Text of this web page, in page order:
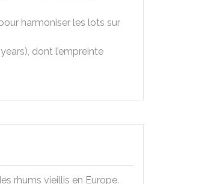
harmoniser les lots sur
dont l’empreinte
rhums vieillis en Europe.